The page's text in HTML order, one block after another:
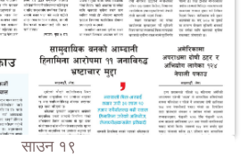
साउन १९